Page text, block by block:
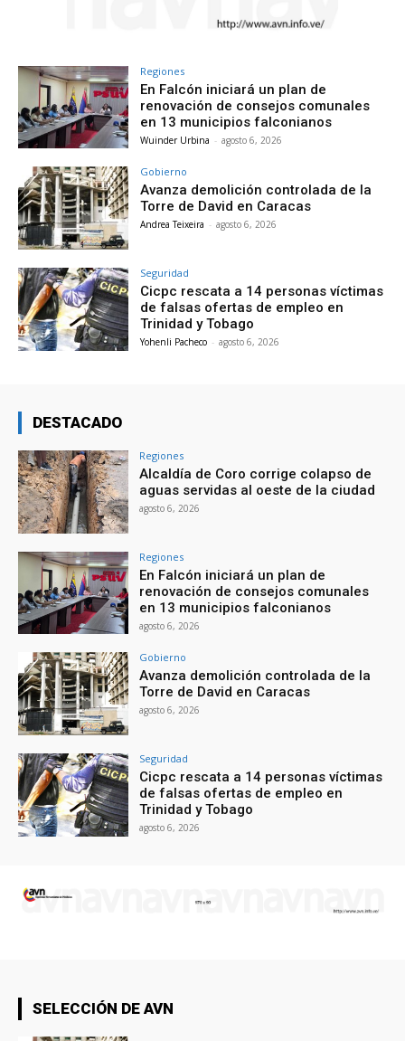
Regiones
En Falcón iniciará un plan de
renovación de consejos comunales
en 13 municipios falconianos
Wuinder Urbina - agosto 6, 2026
Gobierno
Avanza demolición controlada de la
Torre de David en Caracas
Andrea Teixeira - agosto 6, 2026
Seguridad
Cicpc rescata a 14 personas víctimas
de falsas ofertas de empleo en
Trinidad y Tobago
Yohenli Pacheco - agosto 6, 2026
DESTACADO
Regiones
Alcaldía de Coro corrige colapso de
aguas servidas al oeste de la ciudad
agosto 6, 2026
Regiones
En Falcón iniciará un plan de
renovación de consejos comunales
en 13 municipios falconianos
agosto 6, 2026
Gobierno
Avanza demolición controlada de la
Torre de David en Caracas
agosto 6, 2026
Seguridad
Cicpc rescata a 14 personas víctimas
de falsas ofertas de empleo en
Trinidad y Tobago
agosto 6, 2026
SELECCIÓN DE AVN